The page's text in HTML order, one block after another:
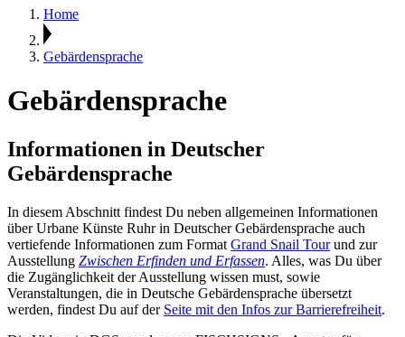
Home
Gebärdensprache
Gebärdensprache
Informationen in Deutscher
Gebärdensprache
In diesem Abschnitt findest Du neben allgemeinen Informationen
über Urbane Künste Ruhr in Deutscher Gebärdensprache auch
vertiefende Informationen zum Format Grand Snail Tourund zur
Ausstellung Zwischen Erfinden und Erfassen. Alles, was Du über
die Zugänglichkeit der Ausstellung wissen must, sowie
Veranstaltungen, die in Deutsche Gebärdensprache übersetzt
werden, findest Du auf der Seite mit den Infos zur Barrierefreiheit.